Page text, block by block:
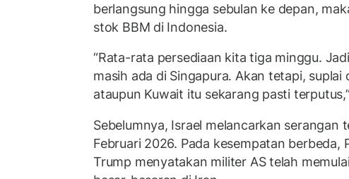
berlangsung hingga sebulan ke depan,
stok BBM di Indonesia.
“Rata-rata persediaan kita tiga minggu.
masih ada di Singapura. Akan tetapi, suplai
ataupun Kuwait itu sekarang pasti
Sebelumnya, Israel melancarkan serangan
Februari 2026. Pada kesempatan berbeda,
Trump menyatakan militer AS telah